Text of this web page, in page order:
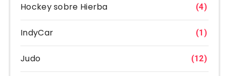
Hockey sobre Hierba (4)
IndyCar (1)
Judo (12)